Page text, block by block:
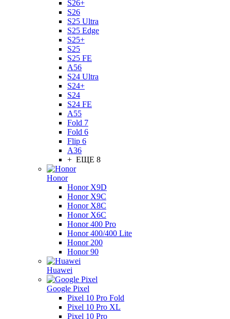
S26+
S26
S25 Ultra
S25 Edge
S25+
S25
S25 FE
A56
S24 Ultra
S24+
S24
S24 FE
A55
Fold 7
Fold 6
Flip 6
A36
+ ЕЩЕ 8
Honor
Honor X9D
Honor X9C
Honor X8C
Honor X6C
Honor 400 Pro
Honor 400/400 Lite
Honor 200
Honor 90
Huawei
Google Pixel
Pixel 10 Pro Fold
Pixel 10 Pro XL
Pixel 10 Pro